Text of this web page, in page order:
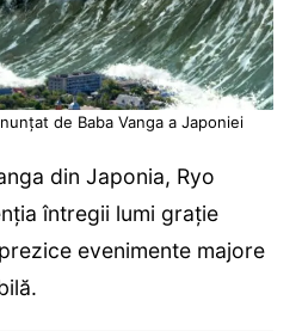
de Baba Vanga a Japoniei
din Japonia, Ryo
întregii lumi grație
evenimente majore